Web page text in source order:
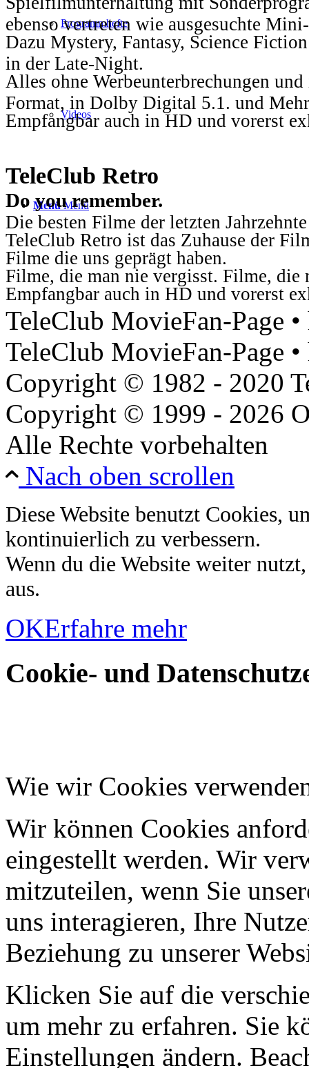
Programmhefte
Videos
Menü Menü
ebenso vertreten wie ausgesuchte
Dazu Mystery, Fantasy, Science
in der Late-Night.
Alles ohne Werbeunterbrechungen
Format, in Dolby Digital 5.1. und
Empfangbar auch in HD und vorerst
TeleClub Retro
Do you remember.
Die besten Filme der letzten
TeleClub Retro ist das Zuhause der
Filme die uns geprägt haben.
Filme, die man nie vergisst. Filme, die
Empfangbar auch in HD und vorerst
TeleClub MovieFan-Page
TeleClub MovieFan-Page
Copyright © 1982 - 2020
Copyright © 1999 - 2026
Alle Rechte vorbehalten
Nach oben scrollen
Diese Website benutzt Cookies,
kontinuierlich zu verbessern.
Wenn du die Website weiter
aus.
OKErfahre mehr
Cookie- und
Wie wir Cookies
Wir können Cookies
eingestellt werden. Wir
mitzuteilen, wenn Sie
uns interagieren, Ihre
Beziehung zu unserer
Klicken Sie auf die
um mehr zu erfahren. Sie
Einstellungen ändern.